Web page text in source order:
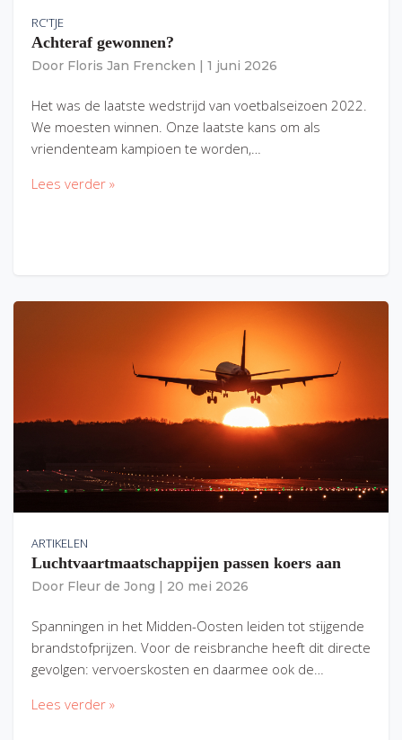
RC'TJE
Achteraf gewonnen?
Door Floris Jan Frencken 1 juni 2026
Het was de laatste wedstrijd van voetbalseizoen 2022.
We moesten winnen. Onze laatste kans om als
vriendenteam kampioen te worden,…
Lees verder »
ARTIKELEN
Luchtvaartmaatschappijen passen koers aan
Door Fleur de Jong 20 mei 2026
Spanningen in het Midden-Oosten leiden tot stijgende
brandstofprijzen. Voor de reisbranche heeft dit directe
gevolgen: vervoerskosten en daarmee ook de…
Lees verder »